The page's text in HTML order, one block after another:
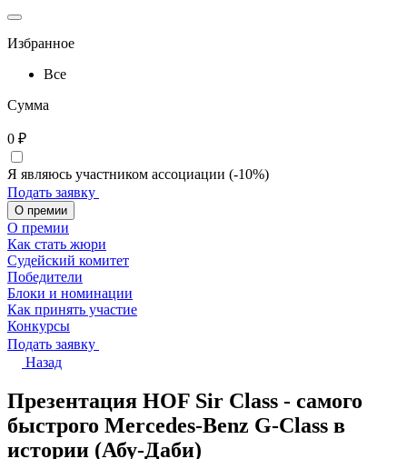
Избранное
Все
Сумма
0 ₽
Я являюсь участником ассоциации (-10%)
Подать заявку
О премии
О премии
Как стать жюри
Судейский комитет
Победители
Блоки и номинации
Как принять участие
Конкурсы
Подать заявку
Назад
Презентация HOF Sir Class - самого
быстрого Mercedes-Benz G-Class в
истории (Абу-Даби)